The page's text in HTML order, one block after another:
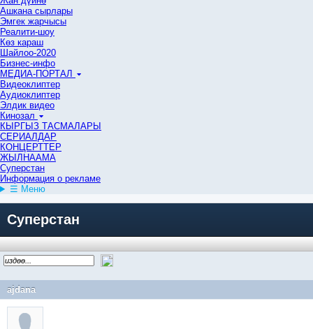
Ашкана сырлары
Эмгек жарчысы
Реалити-шоу
Көз караш
Шайлоо-2020
Бизнес-инфо
МЕДИА-ПОРТАЛ
Видеоклиптер
Аудиоклиптер
Элдик видео
Кинозал
КЫРГЫЗ ТАСМАЛАРЫ
СЕРИАЛДАР
КОНЦЕРТТЕР
ЖЫЛНААМА
Суперстан
Информация о рекламе
☰ Меню
Суперстан
ajdana